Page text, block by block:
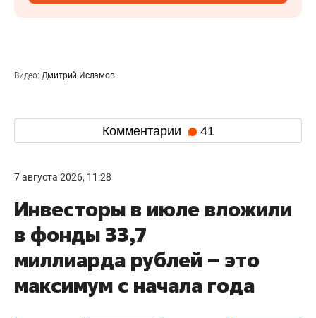
Видео: Дмитрий Исламов
Комментарии 41
7 августа 2026, 11:28
Инвесторы в июле вложили
в фонды 33,7
миллиарда рублей – это
максимум с начала года